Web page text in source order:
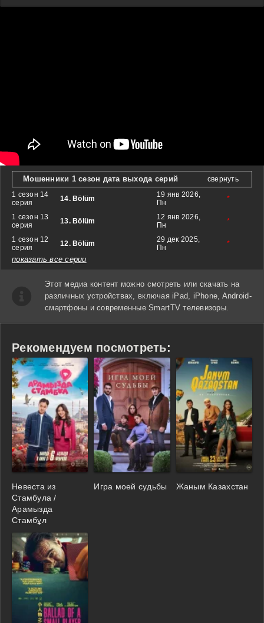
Мошенники 1 сезон дата выхода серий
свернуть
1 сезон 14
серия
14. Bölüm
19 янв 2026,
Пн
*
1 сезон 13
серия
13. Bölüm
12 янв 2026,
Пн
*
1 сезон 12
серия
12. Bölüm
29 дек 2025,
Пн
*
показать все серии
Этот медиа контент можно смотреть или скачать на
различных устройствах, включая iPad, iPhone, Android-
смартфоны и современные SmartTV телевизоры.
Рекомендуем посмотреть:
Невеста из
Стамбула /
Арамызда
Стамбұл
Игра моей судьбы Жаным Казахстан